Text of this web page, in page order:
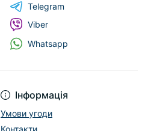
Інформація
Умови угоди
Telegram
Viber
Whatsapp